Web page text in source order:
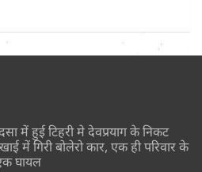
में हुई टिहरी मे देवप्रयाग के निकट
में गिरी बोलेरो कार, एक ही परिवार के
घायल